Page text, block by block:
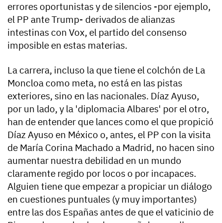
errores oportunistas y de silencios -por ejemplo,
el PP ante Trump- derivados de alianzas
intestinas con Vox, el partido del consenso
imposible en estas materias.
La carrera, incluso la que tiene el colchón de La
Moncloa como meta, no está en las pistas
exteriores, sino en las nacionales. Díaz Ayuso,
por un lado, y la 'diplomacia Albares' por el otro,
han de entender que lances como el que propició
Díaz Ayuso en México o, antes, el PP con la visita
de María Corina Machado a Madrid, no hacen sino
aumentar nuestra debilidad en un mundo
claramente regido por locos o por incapaces.
Alguien tiene que empezar a propiciar un diálogo
en cuestiones puntuales (y muy importantes)
entre las dos Españas antes de que el vaticinio de